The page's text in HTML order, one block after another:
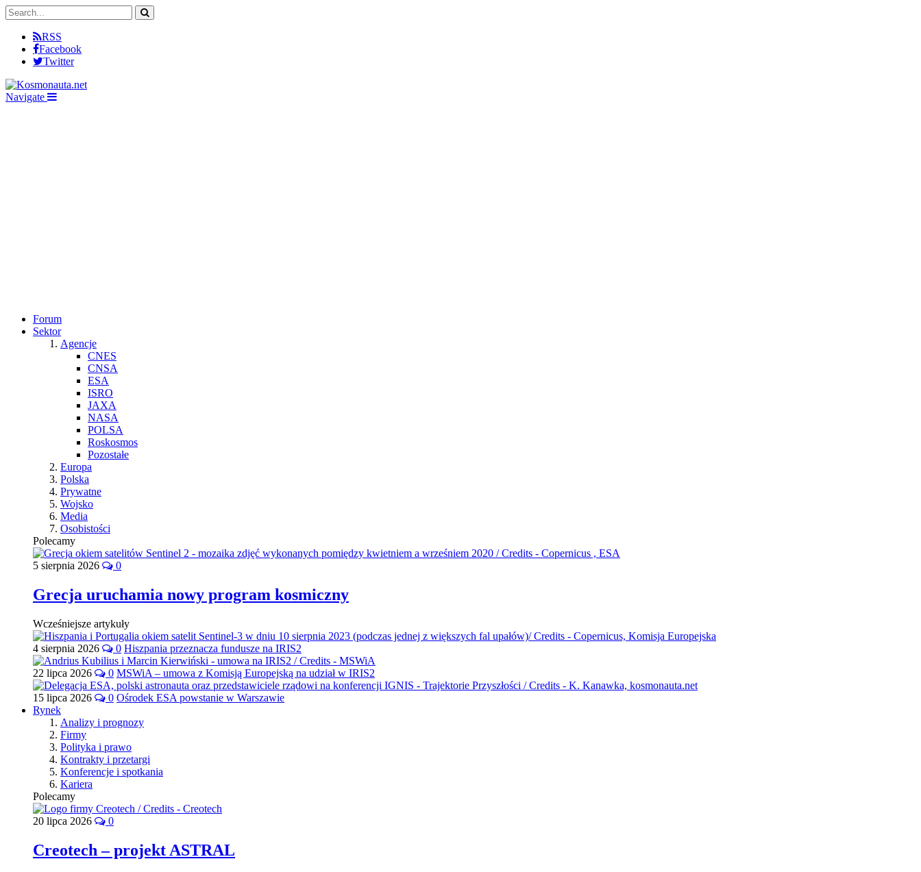
RSS
Facebook
Twitter
Navigate
Forum
Sektor
Agencje
CNES
CNSA
ESA
ISRO
JAXA
NASA
POLSA
Roskosmos
Pozostałe
Europa
Polska
Prywatne
Wojsko
Media
Osobistości
Polecamy
5 sierpnia 2026 0
Grecja uruchamia nowy program kosmiczny
Wcześniejsze artykuły
4 sierpnia 2026 0 Hiszpania przeznacza fundusze na IRIS2
22 lipca 2026 0 MSWiA – umowa z Komisją Europejską na udział w IRIS2
15 lipca 2026 0 Ośrodek ESA powstanie w Warszawie
Rynek
Analizy i prognozy
Firmy
Polityka i prawo
Kontrakty i przetargi
Konferencje i spotkania
Kariera
Polecamy
20 lipca 2026 0
Creotech – projekt ASTRAL